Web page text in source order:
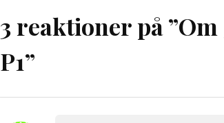
3 reaktioner på ”
P1”